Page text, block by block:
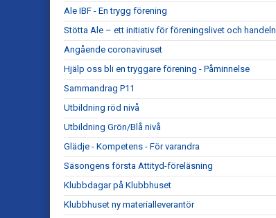
Ale IBF - En trygg förening
Stötta Ale – ett initiativ för föreningslivet och handeln
Angående coronaviruset
Hjälp oss bli en tryggare förening - Påminnelse
Sammandrag P11
Utbildning röd nivå
Utbildning Grön/Blå nivå
Glädje - Kompetens - För varandra
Säsongens första Attityd-föreläsning
Klubbdagar på Klubbhuset
Klubbhuset ny materialleverantör